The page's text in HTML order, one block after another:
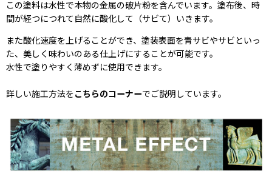
この塗料は水性で本物の金属の破片粉を含んでいます。塗布後、時
間が経つにつれて自然に酸化して（サビて）いきます。
また酸化速度を上げることができ、塗装表面を青サビやサビといっ
た、美しく味わいのある仕上げにすることが可能です。
水性で塗りやすく薄めずに使用できます。
詳しい施工方法をこちらのコーナーでご説明しています。